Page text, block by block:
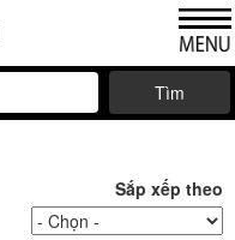
Tìm
Sắp xếp theo